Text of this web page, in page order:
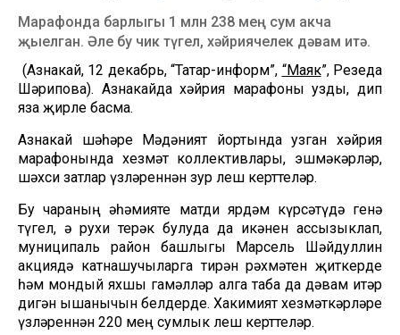
Марафонда барлыгы 1 млн 238 мең сум акча
җыелган. Әле бу чик түгел, хәйриячелек дәвам итә.
(Азнакай, 12 декабрь, “Татар-информ”, “Маяк”, Резеда
Шәрипова). Азнакайда хәйрия марафоны узды, дип
яза җирле басма.
Азнакай шәһәре Мәдәният йортында узган хәйрия
марафонында хезмәт коллективлары, эшмәкәрләр,
шәхси затлар үзләреннән зур өлеш керттеләр.
Бу чараның әһәмияте матди ярдәм күрсәтүдә генә
түгел, ә рухи терәк булуда да икәнен ассызыклап,
муниципаль район башлыгы Марсель Шәйдуллин
акциядә катнашучыларга тирән рәхмәтен җиткерде
һәм мондый яхшы гамәлләр алга таба да дәвам итәр
дигән ышанычын белдерде. Хакимият хезмәткәрләре
үзләреннән 220 мең сумлык өлеш керттеләр.